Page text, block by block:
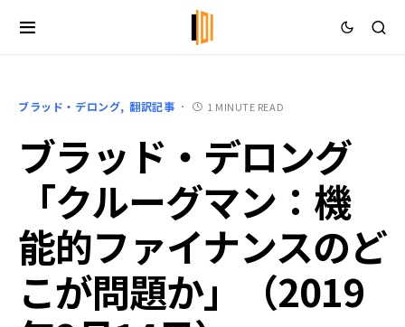
ブラッド・デロング 翻訳記事 1 MINUTE READ
ブラッド・デロング
「クルーグマン：機
能的ファイナンスのど
こが問題か」（2019